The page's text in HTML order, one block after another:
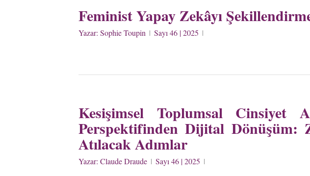
Feminist Yapay Zekâyı
Yazar:Sophie Toupin Sayı 46 | 2025
Kesişimsel Toplumsal Cinsiyet
Perspektifinden Dijital Dönüşüm:
Atılacak Adımlar
Yazar:Claude Draude Sayı 46 | 2025